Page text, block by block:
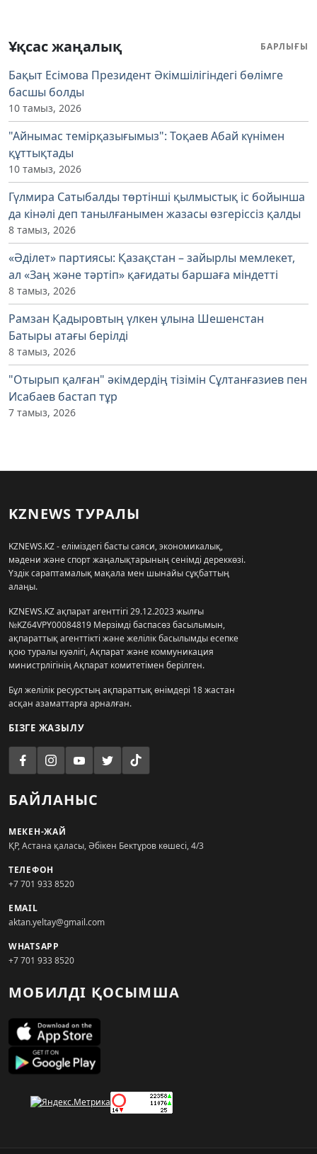
Ұқсас жаңалық БАРЛЫҒЫ
Бақыт Есімова Президент Әкімшілігіндегі бөлімге
басшы болды
10 тамыз, 2026
"Айнымас темірқазығымыз": Тоқаев Абай күнімен
құттықтады
10 тамыз, 2026
Гүлмира Сатыбалды төртінші қылмыстық іс бойынша
да кінәлі деп танылғанымен жазасы өзгеріссіз қалды
8 тамыз, 2026
«Әділет» партиясы: Қазақстан – зайырлы мемлекет,
ал «Заң және тәртіп» қағидаты баршаға міндетті
8 тамыз, 2026
Рамзан Қадыровтың үлкен ұлына Шешенстан
Батыры атағы берілді
8 тамыз, 2026
"Отырып қалған" әкімдердің тізімін Сұлтанғазиев пен
Исабаев бастап тұр
7 тамыз, 2026
KZNEWS ТУРАЛЫ
KZNEWS.KZ - еліміздегі басты саяси, экономикалық,
мәдени және спорт жаңалықтарының сенімді дереккөзі.
Үздік сараптамалық мақала мен шынайы сұқбаттың
алаңы.
KZNEWS.KZ ақпарат агенттігі 29.12.2023 жылғы
№KZ64VPY00084819 Мерзімді баспасөз басылымын,
ақпараттық агенттікті және желілік басылымды есепке
қою туралы куәлігі, Ақпарат және коммуникация
министрлігінің Ақпарат комитетімен берілген.
Бұл желілік ресурстың ақпараттық өнімдері 18 жастан
асқан азаматтарға арналған.
БІЗГЕ ЖАЗЫЛУ
БАЙЛАНЫС
МЕКЕН-ЖАЙ
ҚР, Астана қаласы, Әбікен Бектұров көшесі, 4/3
ТЕЛЕФОН
+7 701 933 8520
EMAIL
aktan.yeltay@gmail.com
WHATSAPP
+7 701 933 8520
МОБИЛДІ ҚОСЫМША